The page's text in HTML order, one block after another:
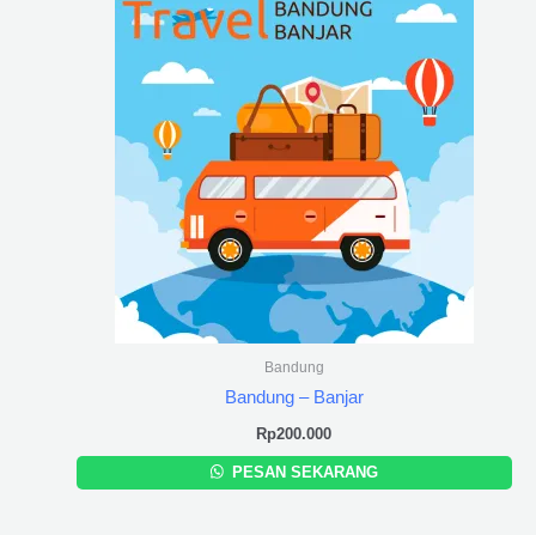
Bandung
Bandung – Banjar
Rp200.000
PESAN SEKARANG